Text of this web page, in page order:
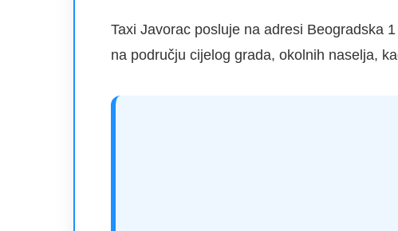
Taxi Javorac posluje na adresi Beogradska
na području cijelog grada, okolnih naselja,